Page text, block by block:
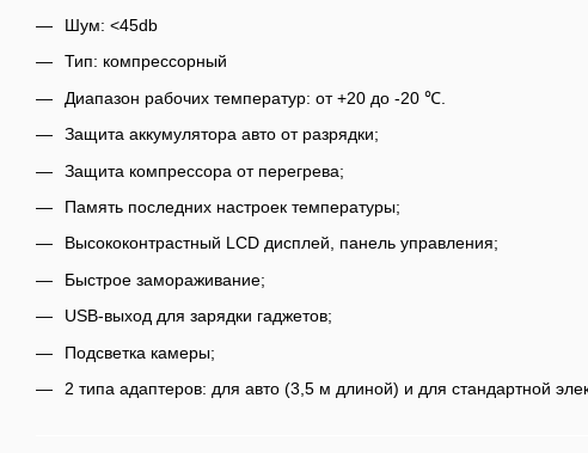
Шум: <45db
Тип: компрессорный
Диапазон рабочих температур: от +20 до -20 ℃.
Защита аккумулятора авто от разрядки;
Защита компрессора от перегрева;
Память последних настроек температуры;
Высококонтрастный LСD дисплей, панель управления;
Быстрое замораживание;
USB-выход для зарядки гаджетов;
Подсветка камеры;
2 типа адаптеров: для авто (3,5 м длиной) и для стандартной